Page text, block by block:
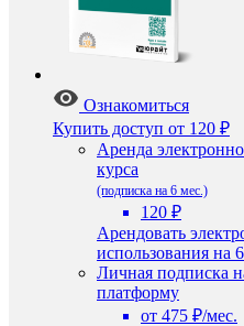
Ознакомиться
Купить доступ от 120 ₽
Аренда
курса
(подписка на 6 мес.)
120 ₽
Арендовать
использования на
Личная подписка
платформу
от 475 ₽/мес.